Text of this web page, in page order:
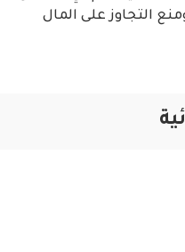
التجاوز على المال